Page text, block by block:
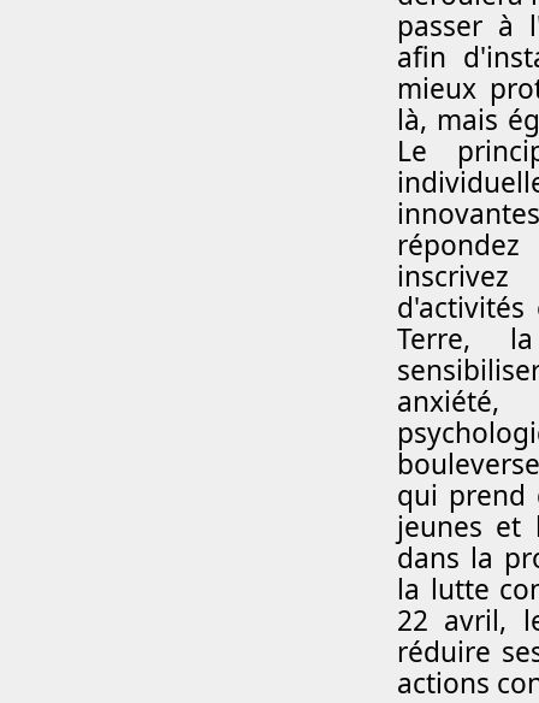
passer à
afin
mieux
là, mais
Le
Terre,
qui prend
jeunes et
dans la
la lutte
22 avril,
réduire
actions